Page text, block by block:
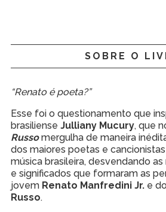
SOBRE O
“Renato é poeta?”
Esse foi o questionamento que
brasiliense Julliany Mucury, que
Russomergulha de maneira
dos maiores poetas e
música brasileira, desvendando
e significados que formaram as
jovem Renato Manfredini Jr. e
Russo.